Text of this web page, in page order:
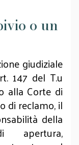
o un
giudiziale
147 del T.u
alla Corte di
di reclamo, il
della
apertura,